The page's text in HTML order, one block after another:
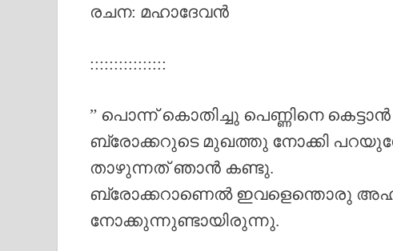
രചന: മഹാദേവൻ
::::::::::::::::
” പൊന്ന് കൊതിച്ചു പെണ്ണിനെ
ബ്രോക്കറുടെ മുഖത്തു നോക്കി
താഴുന്നത് ഞാൻ കണ്ടു.
ബ്രോക്കറാണെൽ ഇവളെന്തൊരു
നോക്കുന്നുണ്ടായിരുന്നു.